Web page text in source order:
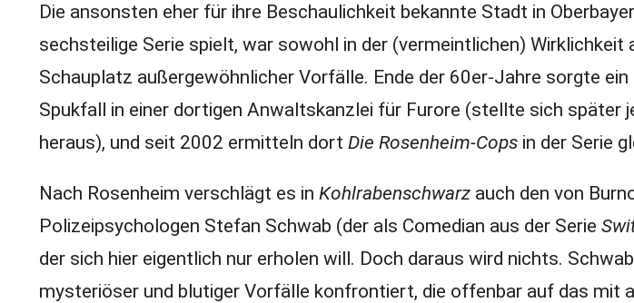
Die ansonsten eher für ihre Beschaulichkeit bekannte Stadt in
sechsteilige Serie spielt, war sowohl in der (vermeintlichen) Wirklichkeit
Schauplatz außergewöhnlicher Vorfälle. Ende der 60er-Jahre sorgte
Spukfall in einer dortigen Anwaltskanzlei für Furore (stellte sich später
heraus), und seit 2002 ermitteln dort Die Rosenheim-Cops in der Serie
Nach Rosenheim verschlägt es in Kohlrabenschwarzauch den von
Polizeipsychologen Stefan Schwab (der als Comedian aus der Serie
der sich hier eigentlich nur erholen will. Doch daraus wird nichts.
mysteriöser und blutiger Vorfälle konfrontiert, die offenbar auf das mit